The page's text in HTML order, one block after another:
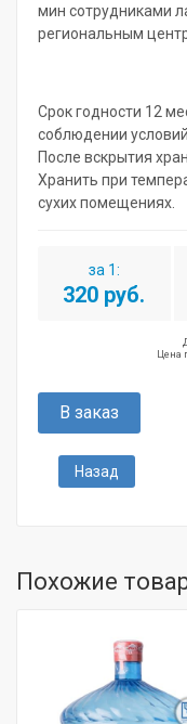
мин сотрудниками
региональным
Срок годности 12
соблюдении
После вскрытия
Хранить при
сухих помещениях.
за 1:
320 руб.
Цена
В заказ
Назад
Похожие